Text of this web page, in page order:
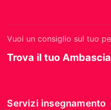
Vuoi un consiglio sul tuo
Trova il tuo
Servizi insegnamento